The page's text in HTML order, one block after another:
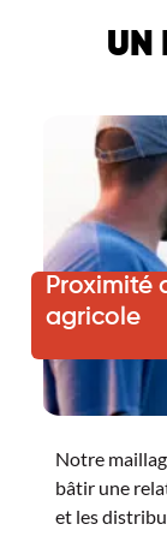
UN
Proximité
agricole
Notre
bâtir une
et les